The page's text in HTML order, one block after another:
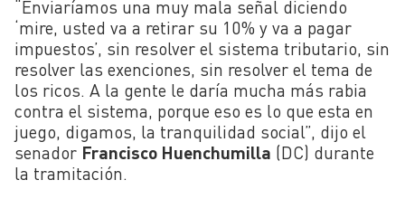
“Enviaríamos una muy mala señal diciendo
‘mire, usted va a retirar su 10% y va a pagar
impuestos’, sin resolver el sistema tributario, sin
resolver las exenciones, sin resolver el tema de
los ricos. A la gente le daría mucha más rabia
contra el sistema, porque eso es lo que esta en
juego, digamos, la tranquilidad social”, dijo el
senador Francisco Huenchumilla (DC) durante
la tramitación.